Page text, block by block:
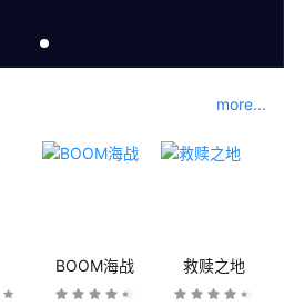
more...
BOOM海战 救赎之地